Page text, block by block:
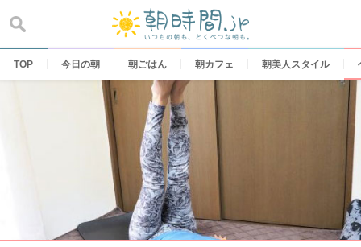
content
TOP 今日の朝 朝ごはん 朝カフェ 朝美人スタイル